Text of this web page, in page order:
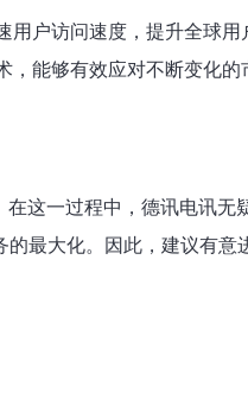
户访问速度，提升全球
能够有效应对不断变化
这一过程中，德讯电讯无
最大化。因此，建议有意